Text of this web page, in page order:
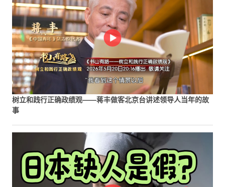
树立和践行正确政绩观——蒋丰做客北京台讲述领导人当年的故
事